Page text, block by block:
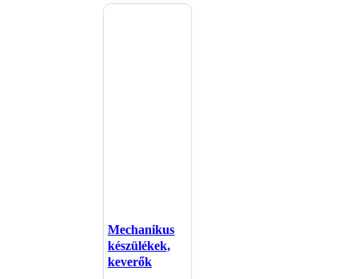
Mechanikus
készülékek,
keverők